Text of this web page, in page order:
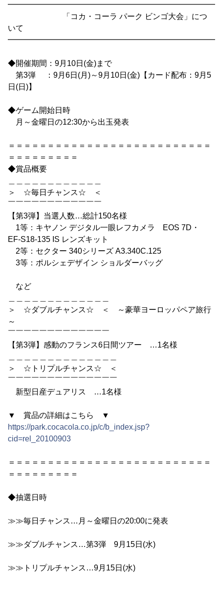
「コカ・コーラ パーク ビンゴ大会」につ
いて
◆開催期間：9月10日(金)まで
第3弾 ：9月6日(月)～9月10日(金)【カード配布：9月5
日(日)】
◆ゲーム開始日時
月～金曜日の12:30から出玉発表
＝＝＝＝＝＝＝＝＝＝＝＝＝＝＝＝＝＝＝＝＝＝＝＝＝＝
＝＝＝＝＝＝＝＝＝
◆賞品概要
＞ ☆毎日チャンス☆ ＜
￣￣￣￣￣￣￣￣￣￣￣￣
【第3弾】当選人数…総計150名様
1等：キヤノン デジタル一眼レフカメラ EOS 7D・
EF-S18-135 IS レンズキット
2等：セクター 340シリーズ A3.340C.125
3等：ポルシェデザイン ショルダーバッグ
など
＞ ☆ダブルチャンス☆ ＜ ～豪華ヨーロッパペア旅行
～
￣￣￣￣￣￣￣￣￣￣￣￣￣
【第3弾】感動のフランス6日間ツアー …1名様
＞ ☆トリプルチャンス☆ ＜
￣￣￣￣￣￣￣￣￣￣￣￣￣￣
新型日産デュアリス …1名様
▼ 賞品の詳細はこちら ▼
https://park.cocacola.co.jp/c/b_index.jsp?
cid=rel_20100903
＝＝＝＝＝＝＝＝＝＝＝＝＝＝＝＝＝＝＝＝＝＝＝＝＝＝
＝＝＝＝＝＝＝＝＝
◆抽選日時
≫≫毎日チャンス…月～金曜日の20:00に発表
≫≫ダブルチャンス…第3弾 9月15日(水)
≫≫トリプルチャンス…9月15日(水)